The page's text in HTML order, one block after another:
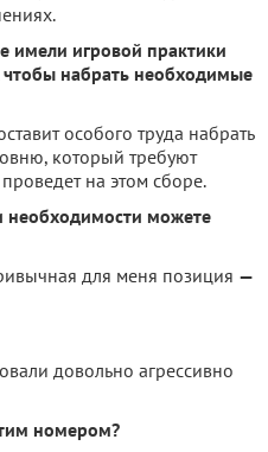
имели игровой практики
набрать необходимые
особого труда набрать
который требуют
на этом сборе.
необходимости можете
для меня позиция —
довольно агрессивно
номером?